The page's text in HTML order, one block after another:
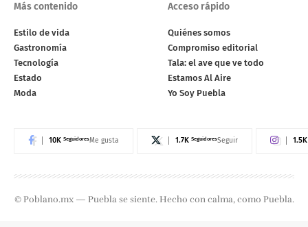
Más contenido
Estilo de vida
Gastronomía
Tecnología
Estado
Moda
Acceso rápido
Quiénes somos
Compromiso editorial
Tala: el ave que ve todo
Estamos Al Aire
Yo Soy Puebla
10K SeguidoresMe gusta 1.7K SeguidoresSeguir 1.5K
© Poblano.mx — Puebla se siente. Hecho con calma, como Puebla.